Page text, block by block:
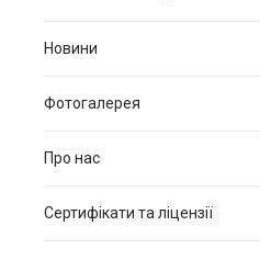
Новини
Фотогалерея
Про нас
Сертифікати та ліцензії